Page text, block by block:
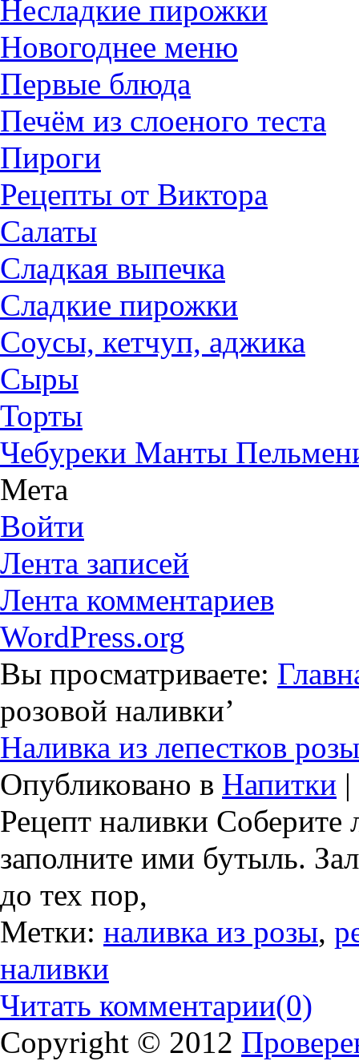
Несладкие пирожки
Новогоднее меню
Первые блюда
Печём из слоеного теста
Пироги
Рецепты от Виктора
Салаты
Сладкая выпечка
Сладкие пирожки
Соусы, кетчуп, аджика
Сыры
Торты
Чебуреки Манты
Мета
Войти
Лента записей
Лента комментариев
WordPress.org
Вы просматриваете:
розовой наливки’
Наливка из лепестков розы
Опубликовано в Напитки
Рецепт наливки
заполните ими бутыль.
до тех пор,
Метки: наливка из розы,
наливки
Читать комментарии(0)
Copyright © 2012